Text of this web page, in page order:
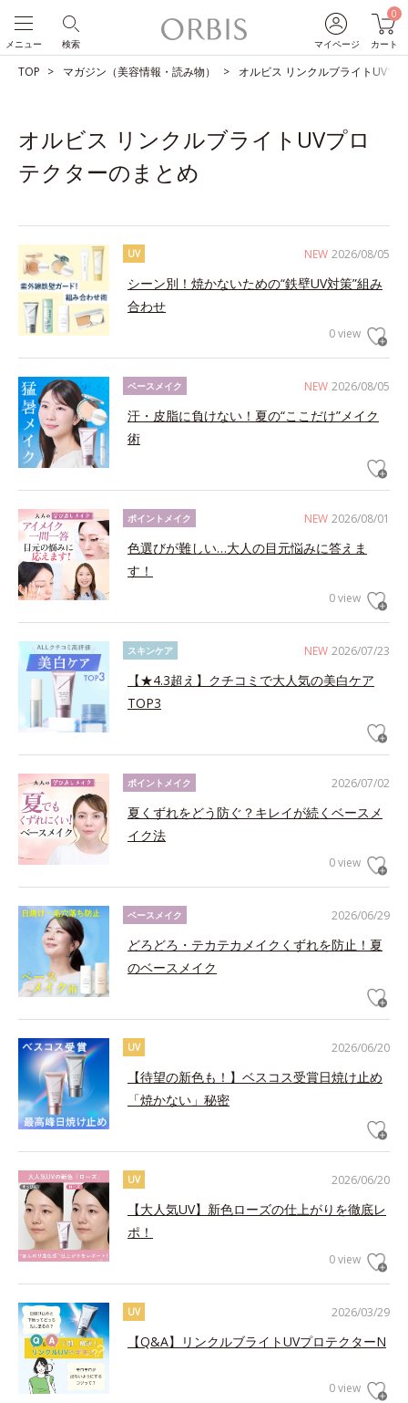
マイページ
0
カート
検索
メニュー
TOP マガジン（美容情報・読み物） オルビス リンクルブライトUVプ
オルビス リンクルブライトUVプロ
テクターのまとめ
NEW 2026/08/05
UV
シーン別！焼かないための“鉄壁UV対策”組み
合わせ
0 view
NEW 2026/08/05
ベースメイク
汗・皮脂に負けない！夏の“ここだけ”メイク
術
NEW 2026/08/01
ポイントメイク
色選びが難しい…大人の目元悩みに答えま
す！
0 view
NEW 2026/07/23
スキンケア
【★4.3超え】クチコミで大人気の美白ケア
TOP3
2026/07/02
ポイントメイク
夏くずれをどう防ぐ？キレイが続くベースメ
イク法
0 view
2026/06/29
ベースメイク
どろどろ・テカテカメイクくずれを防止！夏
のベースメイク
2026/06/20
UV
【待望の新色も！】ベスコス受賞日焼け止め
「焼かない」秘密
2026/06/20
UV
【大人気UV】新色ローズの仕上がりを徹底レ
ポ！
0 view
2026/03/29
UV
【Q&A】リンクルブライトUVプロテクターN
0 view